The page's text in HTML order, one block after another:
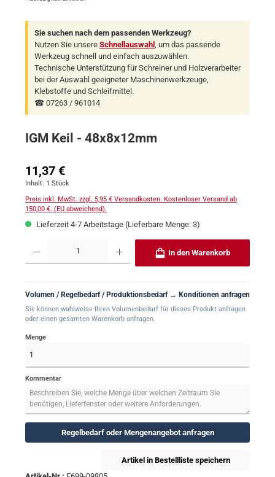
Sie suchen nach dem passenden Werkzeug?
Nutzen Sie unsere Schnellauswahl , um das passende
Werkzeug schnell und einfach auszuwählen.
Technische Unterstützung für Schreiner und Holzverarbeiter
bei der Auswahl geeigneter Maschinenwerkzeuge,
Klebstoffe und Schleifmittel.
☎ 07263 / 961014
IGM Keil - 48x8x12mm
Regulärer Preis:
11,37 €
Inhalt: 1 Stück
Preis inkl. MwSt. zzgl. 5,95 € Versandkosten. Kostenloser Versand ab
150,00 €. (EU abweichend).
Lieferzeit 4-7 Arbeitstage (Lieferbare Menge: 3)
Produkt Anzahl: Gib den gewünschten Wert ein oder benutze die Schaltflächen
In den Warenkorb
Volumen / Regelbedarf / Produktionsbedarf → Konditionen anfragen
Sie können wahlweise Ihren Volumenbedarf für dieses Produkt anfragen
oder einen gesamten Warenkorb anfragen.
Menge
Kommentar
Regelbedarf oder Mengenangebot anfragen
Artikel in Bestellliste speichern